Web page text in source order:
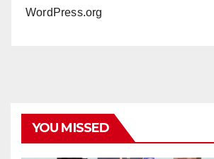
WordPress.org
YOU MISSED